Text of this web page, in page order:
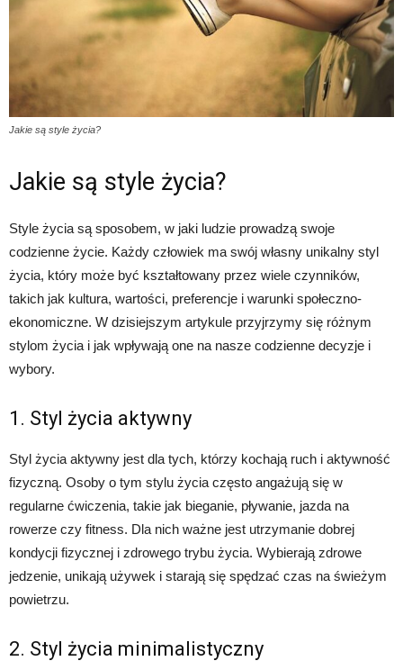
Jakie są style życia?
Jakie są style życia?
Style życia są sposobem, w jaki ludzie prowadzą swoje
codzienne życie. Każdy człowiek ma swój własny unikalny styl
życia, który może być kształtowany przez wiele czynników,
takich jak kultura, wartości, preferencje i warunki społeczno-
ekonomiczne. W dzisiejszym artykule przyjrzymy się różnym
stylom życia i jak wpływają one na nasze codzienne decyzje i
wybory.
1. Styl życia aktywny
Styl życia aktywny jest dla tych, którzy kochają ruch i aktywność
fizyczną. Osoby o tym stylu życia często angażują się w
regularne ćwiczenia, takie jak bieganie, pływanie, jazda na
rowerze czy fitness. Dla nich ważne jest utrzymanie dobrej
kondycji fizycznej i zdrowego trybu życia. Wybierają zdrowe
jedzenie, unikają używek i starają się spędzać czas na świeżym
powietrzu.
2. Styl życia minimalistyczny